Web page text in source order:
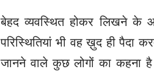
बेहद व्यवस्थित होकर लिखने के
परिस्थितियां भी वह ख़ुद ही पैदा
जानने वाले कुछ लोगों का कहना